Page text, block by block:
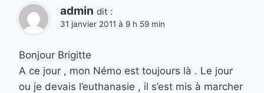
admin dit :
31 janvier 2011 à 9 h 59 min
Bonjour Brigitte
A ce jour , mon Némo est toujours là . Le jour
ou je devais l’euthanasie , il s’est mis à marcher